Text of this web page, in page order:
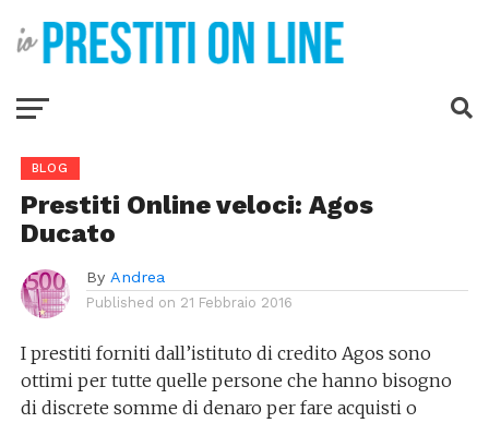
BLOG
Prestiti Online veloci: Agos
Ducato
By Andrea
Published on 21 Febbraio 2016
I prestiti forniti dall’istituto di credito Agos sono
ottimi per tutte quelle persone che hanno bisogno
di discrete somme di denaro per fare acquisti o